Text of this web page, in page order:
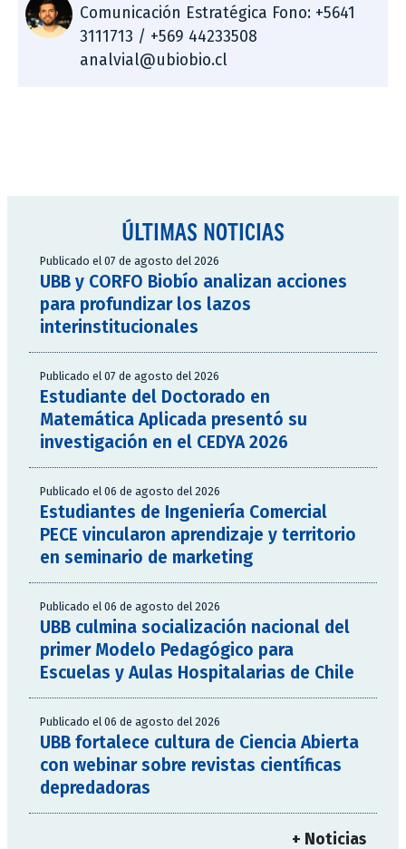
Comunicación Estratégica Fono: +5641
3111713 / +569 44233508
analvial@ubiobio.cl
ÚLTIMAS NOTICIAS
Publicado el 07 de agosto del 2026
UBB y CORFO Biobío analizan acciones
para profundizar los lazos
interinstitucionales
Publicado el 07 de agosto del 2026
Estudiante del Doctorado en
Matemática Aplicada presentó su
investigación en el CEDYA 2026
Publicado el 06 de agosto del 2026
Estudiantes de Ingeniería Comercial
PECE vincularon aprendizaje y territorio
en seminario de marketing
Publicado el 06 de agosto del 2026
UBB culmina socialización nacional del
primer Modelo Pedagógico para
Escuelas y Aulas Hospitalarias de Chile
Publicado el 06 de agosto del 2026
UBB fortalece cultura de Ciencia Abierta
con webinar sobre revistas científicas
depredadoras
+ Noticias